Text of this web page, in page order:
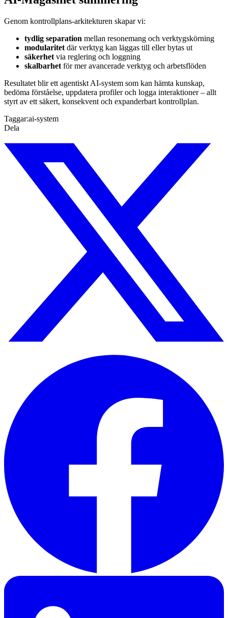
Genom kontrollplans-arkitekturen skapar vi:
tydlig separation mellan resonemang och verktygskörning
modularitet där verktyg kan läggas till eller bytas ut
säkerhet via reglering och loggning
skalbarhet för mer avancerade verktyg och arbetsflöden
Resultatet blir ett agentiskt AI-system som kan hämta kunskap,
bedöma förståelse, uppdatera profiler och logga interaktioner – allt
styrt av ett säkert, konsekvent och expanderbart kontrollplan.
Taggar:ai-system
Dela